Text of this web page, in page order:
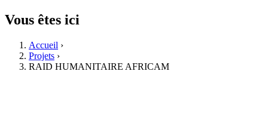
Vous êtes ici
Accueil ›
Projets ›
RAID HUMANITAIRE AFRICAM